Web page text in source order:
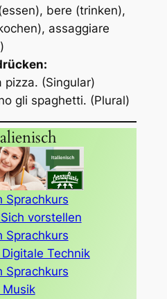
bere (trinken),
assaggiare
pizza. (Singular)
gli spaghetti. (Plural)
Sprachkurs
vorstellen
Sprachkurs
Technik
Sprachkurs